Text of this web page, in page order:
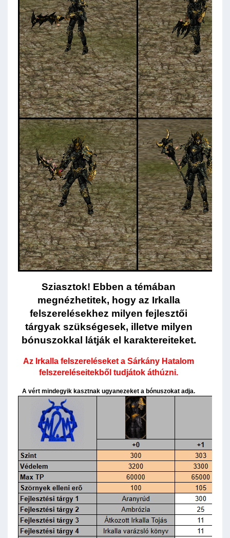
Sziasztok! Ebben a témában
megnézhetitek, hogy az Irkalla
felszerelésekhez milyen fejlesztői
tárgyak szükségesek, illetve milyen
bónuszokkal látják el karaktereiteket.
Az Irkalla felszereléseket a Sárkány Hatalom
felszereléseitekből tudjátok áthúzni.
A vért mindegyik kasztnak ugyanezeket a bónuszokat adja.